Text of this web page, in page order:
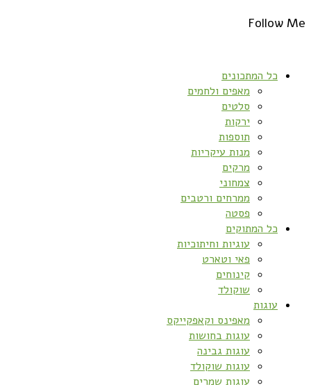
Follow Me
כל המתכונים
מאפים ולחמים
סלטים
ירקות
תוספות
מנות עיקריות
מרקים
צמחוני
ממרחים ורטבים
פסטה
כל המתוקים
עוגיות וחיתוכיות
פאי וטארט
קינוחים
שוקולד
עוגות
מאפינס וקאפקייקס
עוגות בחושות
עוגות גבינה
עוגות שוקולד
עוגות שמרים